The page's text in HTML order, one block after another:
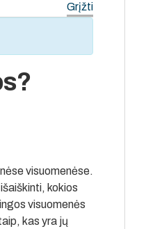
Grįžti
visuomenėse.
kokios
visuomenės
kas yra jų